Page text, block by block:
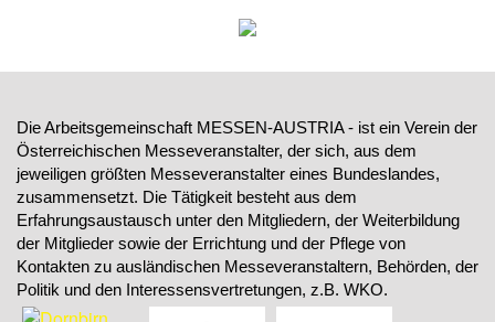
Die Arbeitsgemeinschaft MESSEN-AUSTRIA - ist ein Verein der
Österreichischen Messeveranstalter, der sich, aus dem
jeweiligen größten Messeveranstalter eines Bundeslandes,
zusammensetzt. Die Tätigkeit besteht aus dem
Erfahrungsaustausch unter den Mitgliedern, der Weiterbildung
der Mitglieder sowie der Errichtung und der Pflege von
Kontakten zu ausländischen Messeveranstaltern, Behörden, der
Politik und den Interessensvertretungen, z.B. WKO.